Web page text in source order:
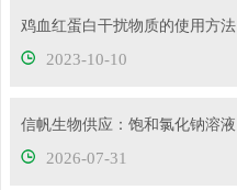
鸡血红蛋白干扰物质的使用方法
2023-10-10
2026-07-31